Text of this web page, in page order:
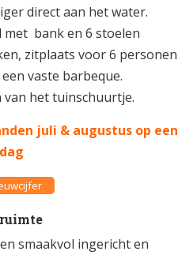
direct aan het water.
bank en 6 stoelen
zitplaats voor 6 personen
vaste barbeque.
het tuinschuurtje.
juli & augustus op een
smaakvol ingericht en